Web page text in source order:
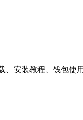
、安装教程、钱包